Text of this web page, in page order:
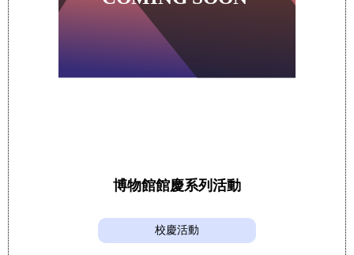
博物館館慶系列活動
校慶活動